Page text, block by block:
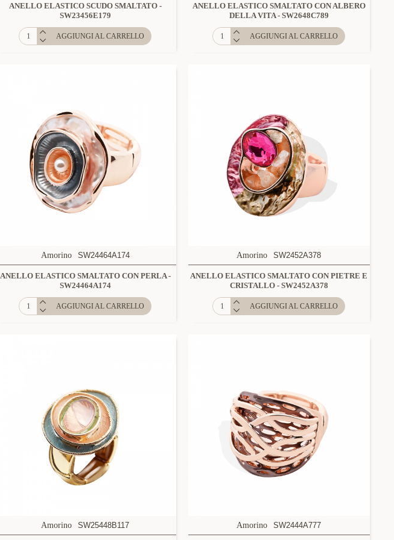
ANELLO ELASTICO SCUDO SMALTATO -
SW23456E179
AGGIUNGI AL CARRELLO
ANELLO ELASTICO SMALTATO CON ALBERO
DELLA VITA - SW2648C789
AGGIUNGI AL CARRELLO
Amorino SW24464A174
ANELLO ELASTICO SMALTATO CON PERLA -
SW24464A174
AGGIUNGI AL CARRELLO
Amorino SW2452A378
ANELLO ELASTICO SMALTATO CON PIETRE E
CRISTALLO - SW2452A378
AGGIUNGI AL CARRELLO
Amorino SW25448B117 Amorino SW2444A777